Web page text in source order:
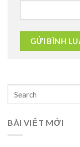
BÀI VIẾT MỚI